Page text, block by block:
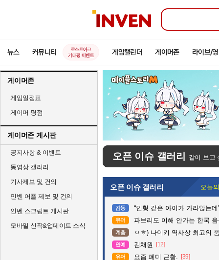
인
뉴스 커뮤니티
로스트아크
기대평 이벤트
게임캘린더 게이머존 라이브/
게이머존
게임일정표
게이머 평점
게이머존 게시판
공지사항 & 이벤트
동영상 갤러리
기사제보 및 건의
인벤 어플 제보 및 건의
인벤 스크립트 게시판
모바일 신작&업데이트 소식
오픈 이슈 갤러리 같이 보고
오픈 이슈 갤러리 오늘
감동 “인형 같은 아이가 가라앉는데”…수심
유머 파브리도 이해 안가는 한국
계층 ㅇㅎ) 나이키 역사상 최고의
연예 김채원 [12]
유머 요즘 폐미 근황. [39]